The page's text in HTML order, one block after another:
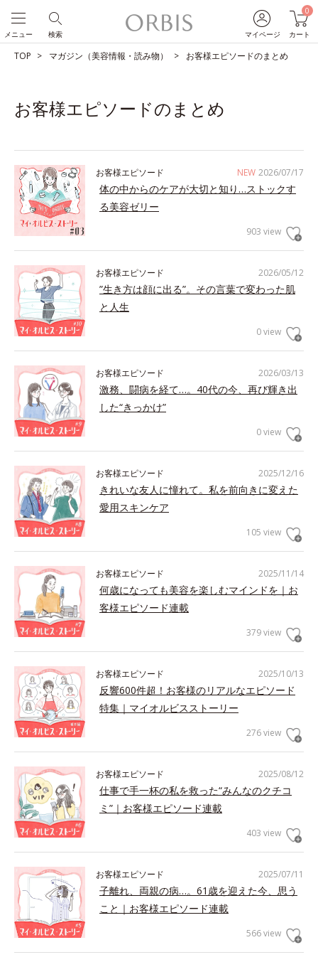
マイページ
0
カート
検索
メニュー
TOP マガジン（美容情報・読み物） お客様エピソードのまとめ
お客様エピソードのまとめ
NEW 2026/07/17
お客様エピソード
体の中からのケアが大切と知り…ストックす
る美容ゼリー
903 view
2026/05/12
お客様エピソード
”生き方は顔に出る”。その言葉で変わった肌
と人生
0 view
2026/03/13
お客様エピソード
激務、闘病を経て…。40代の今、再び輝き出
した“きっかけ”
0 view
2025/12/16
お客様エピソード
きれいな友人に憧れて。私を前向きに変えた
愛用スキンケア
105 view
2025/11/14
お客様エピソード
何歳になっても美容を楽しむマインドを｜お
客様エピソード連載
379 view
2025/10/13
お客様エピソード
反響600件超！お客様のリアルなエピソード
特集｜マイオルビスストーリー
276 view
2025/08/12
お客様エピソード
仕事で手一杯の私を救った“みんなのクチコ
ミ”｜お客様エピソード連載
403 view
2025/07/11
お客様エピソード
子離れ、両親の病…。61歳を迎えた今、思う
こと｜お客様エピソード連載
566 view